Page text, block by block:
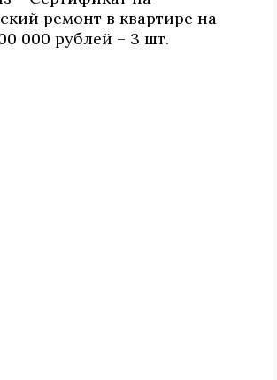
ремонт в квартире на
000 рублей – 3 шт.